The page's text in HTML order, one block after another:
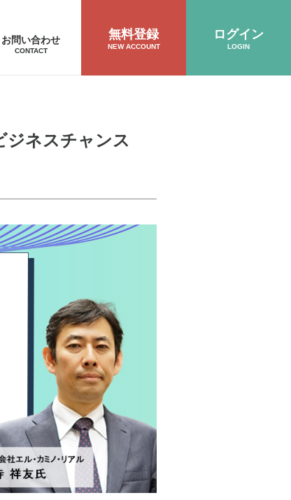
お問い合わせ
CONTACT
無料登録
NEW ACCOUNT
ログイン
LOGIN
ジネスチャンス